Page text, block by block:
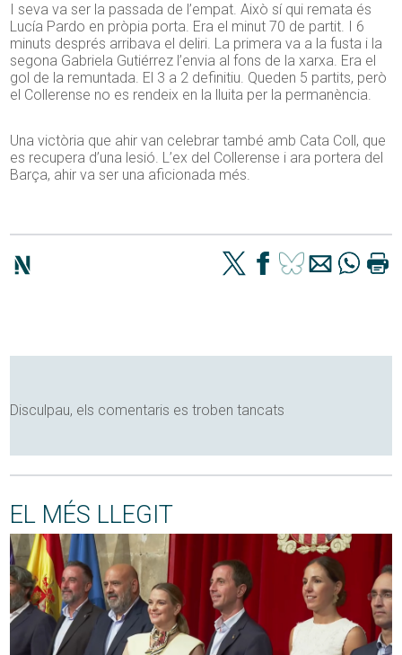
I seva va ser la passada de l’empat. Això sí qui remata és
Lucía Pardo en pròpia porta. Era el minut 70 de partit. I 6
minuts després arribava el deliri. La primera va a la fusta i la
segona Gabriela Gutiérrez l’envia al fons de la xarxa. Era el
gol de la remuntada. El 3 a 2 definitiu. Queden 5 partits, però
el Collerense no es rendeix en la lluita per la permanència.
Una victòria que ahir van celebrar també amb Cata Coll, que
es recupera d’una lesió. L’ex del Collerense i ara portera del
Barça, ahir va ser una aficionada més.
Disculpau, els comentaris es troben tancats
EL MÉS LLEGIT